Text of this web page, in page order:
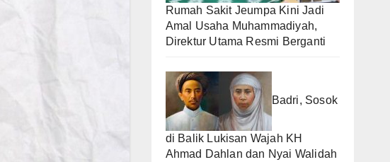
Rumah Sakit Jeumpa Kini Jadi
Amal Usaha Muhammadiyah,
Direktur Utama Resmi Berganti
Badri, Sosok
di Balik Lukisan Wajah KH
Ahmad Dahlan dan Nyai Walidah